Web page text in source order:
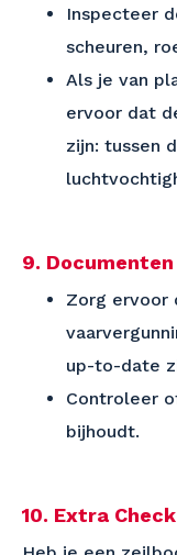
Inspecteer
scheuren,
Als je van
ervoor dat
zijn: tussen
9. Documenten
Zorg ervoor
up-to-date
Controleer
bijhoudt.
10. Extra